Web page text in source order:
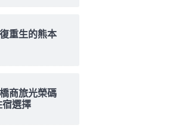
重生的熊本
商旅光榮碼
選擇